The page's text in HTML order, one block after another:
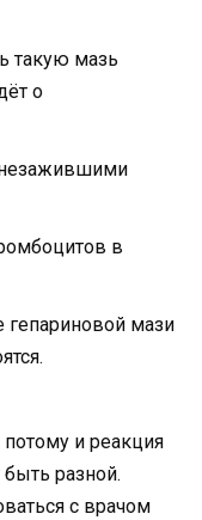
такую мазь
о
незажившими
в
гепариновой мази
и реакция
разной.
с врачом